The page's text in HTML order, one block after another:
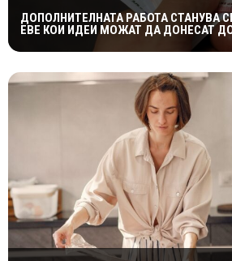
ДОПОЛНИТЕЛНАТА РАБОТА СТАНУВА
ЕВЕ КОИ ИДЕИ МОЖАТ ДА ДОНЕСАТ